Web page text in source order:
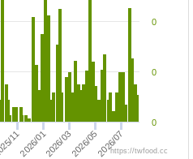
112026/012026/032026/052026/07
0
0
0
https://twfood.cc